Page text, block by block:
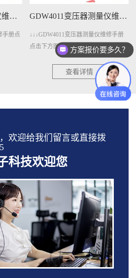
GDW401变压器测量仪维修手册下载
手册点
GDW4011变压器测量仪维修手册下载
↓↓↓GDW4011变压器测量仪维修手册
点击下方图片即可下载↓↓↓
查看详情
欢迎给我们留言或直接拨
科技欢迎您
方案报价要多久？